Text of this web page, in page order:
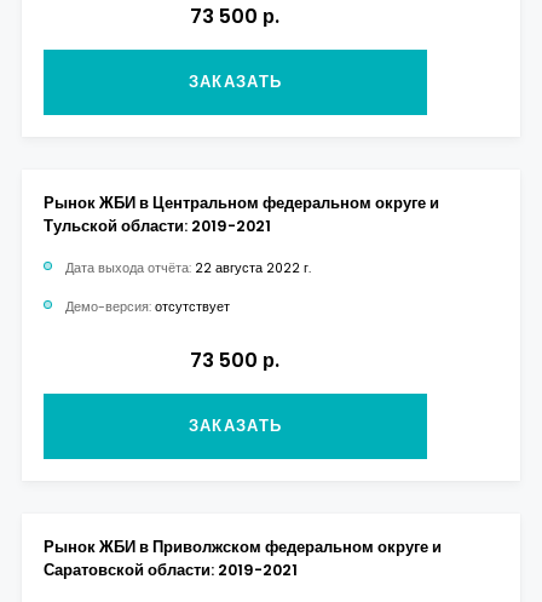
73 500 р.
ЗАКАЗАТЬ
Рынок ЖБИ в Центральном федеральном округе и
Тульской области: 2019-2021
Дата выхода отчёта: 22 августа 2022 г.
Демо-версия: отсутствует
73 500 р.
ЗАКАЗАТЬ
Рынок ЖБИ в Приволжском федеральном округе и
Саратовской области: 2019-2021